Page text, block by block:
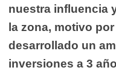
nuestra influencia
la zona, motivo
desarrollado un
inversiones a 3